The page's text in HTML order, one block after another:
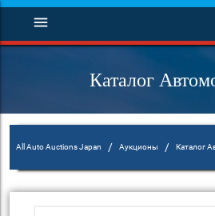
menu
Каталог
All Auto Auctions Japan / Аукционы / Каталог